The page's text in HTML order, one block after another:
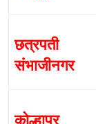
छत्रपती
संभाजीनगर
कोल्हापूर